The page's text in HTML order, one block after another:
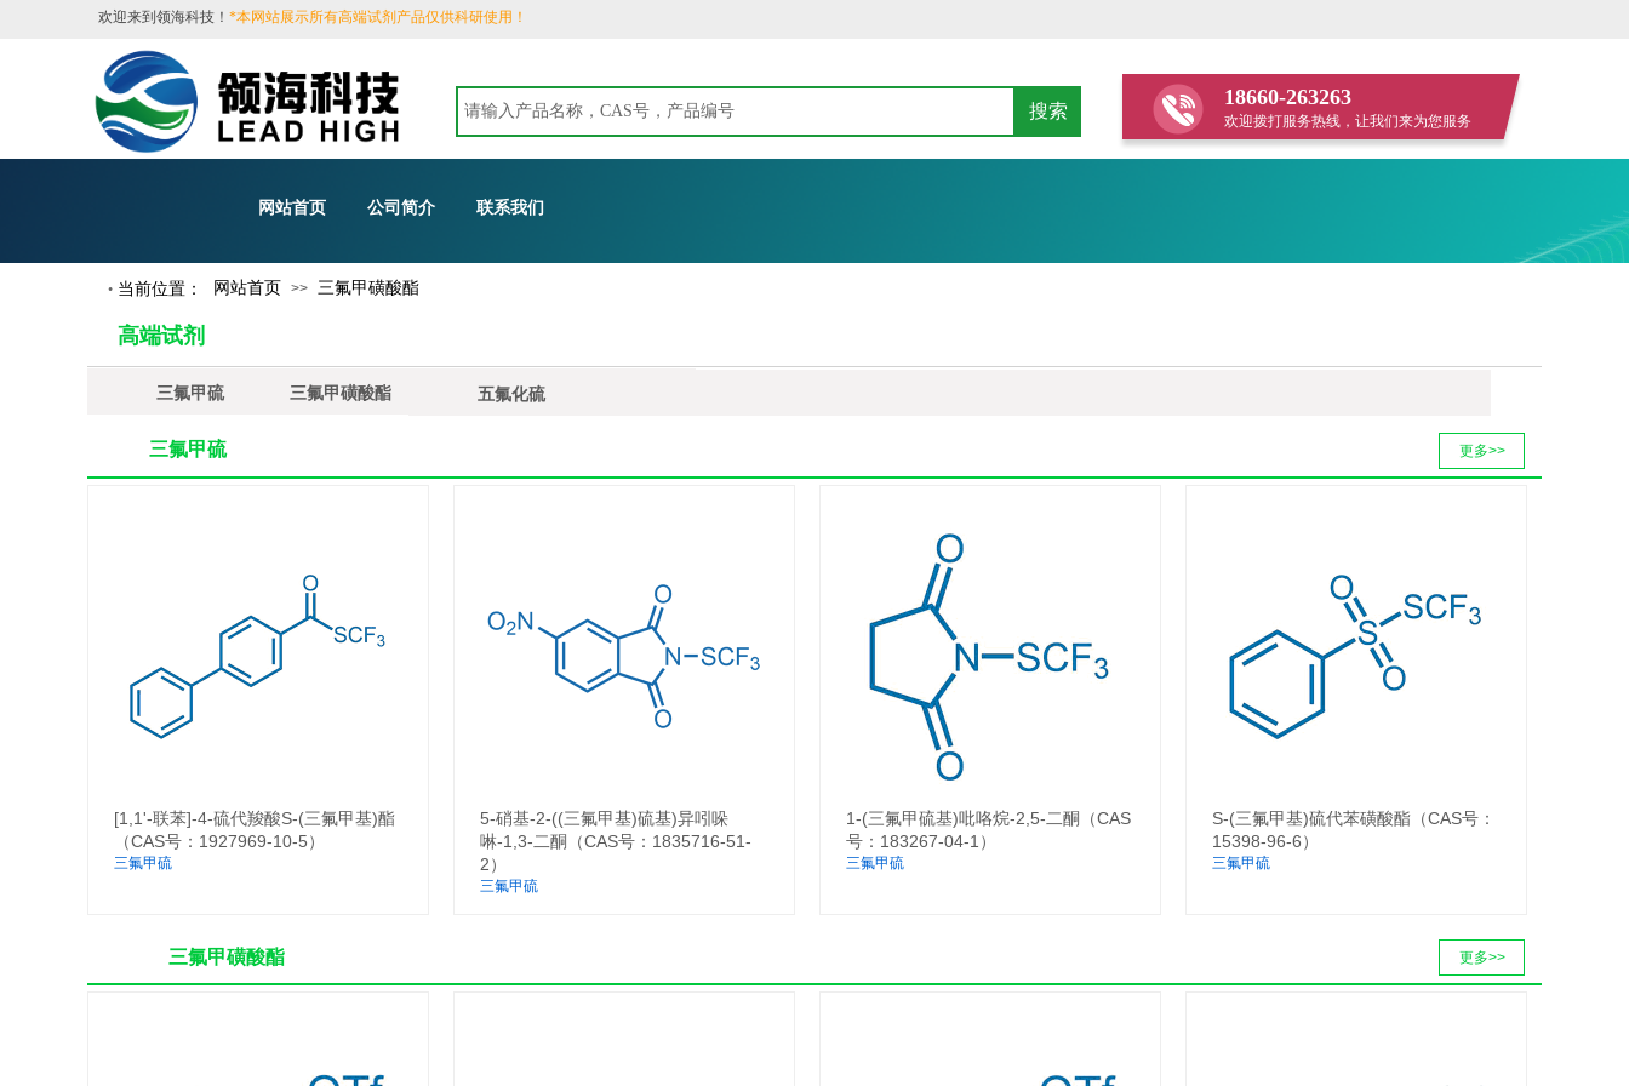
​欢迎来到领海科技！ *本网站展示所有高端试剂产品仅供科研使用！
18660-263263
欢迎拨打服务热线，让我们来为您服务
搜索
网站首页 公司简介 联系我们
• 当前位置： 网站首页 >> 三氟甲磺酸酯
三氟甲硫 五氟化硫
高端试剂
三氟甲磺酸酯 酰氟
更多>>
[1,1'-联苯]-4-硫代羧酸S-(三氟甲基)酯
（CAS号：1927969-10-5）
三氟甲硫
5-硝基-2-((三氟甲基)硫基)异吲哚
啉-1,3-二酮（CAS号：1835716-51-
2）
三氟甲硫
1-(三氟甲硫基)吡咯烷-2,5-二酮（CAS
号：183267-04-1）
三氟甲硫
S-(三氟甲基)硫代苯磺酸酯（CAS号：
15398-96-6）
三氟甲硫
三氟甲硫
更多>>
三氟甲磺酸酯